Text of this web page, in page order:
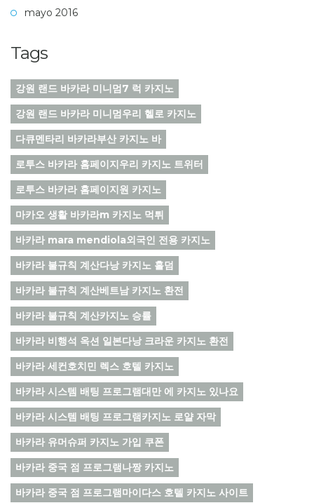
mayo 2016
Tags
강원 랜드 바카라 미니멈7 럭 카지노
강원 랜드 바카라 미니멈우리 헬로 카지노
다큐멘타리 바카라부산 카지노 바
로투스 바카라 홈페이지우리 카지노 트위터
로투스 바카라 홈페이지원 카지노
마카오 생활 바카라m 카지노 먹튀
바카라 mara mendiola외국인 전용 카지노
바카라 불규칙 계산다낭 카지노 홀덤
바카라 불규칙 계산베트남 카지노 환전
바카라 불규칙 계산카지노 승률
바카라 비행석 옥션 일본다낭 크라운 카지노 환전
바카라 세컨호치민 렉스 호텔 카지노
바카라 시스템 배팅 프로그램대만 에 카지노 있나요
바카라 시스템 배팅 프로그램카지노 로얄 자막
바카라 유머슈퍼 카지노 가입 쿠폰
바카라 중국 점 프로그램나짱 카지노
바카라 중국 점 프로그램마이다스 호텔 카지노 사이트